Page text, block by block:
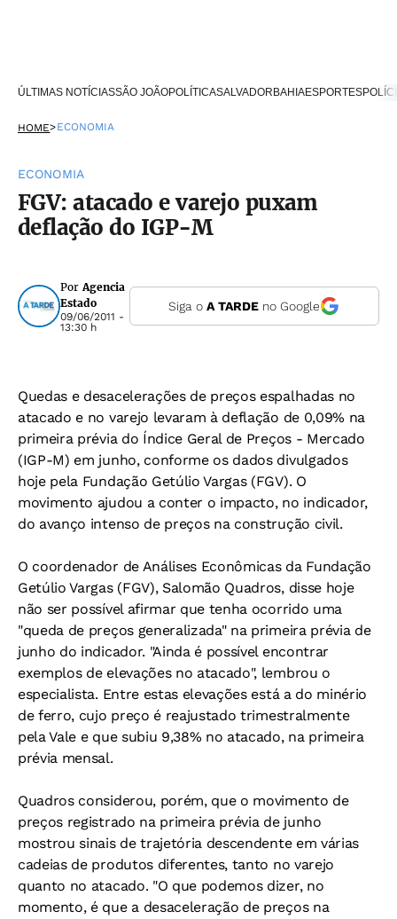
ÚLTIMAS NOTÍCIASSÃO JOÃOPOLÍTICASALVADOR BAHIAESPORTES
HOME>ECONOMIA
ECONOMIA
FGV: atacado e varejo puxam
deflação do IGP-M
PorAgencia
Estado
09/06/2011 -
13:30 h
Siga oA TARDE no Google
Quedas e desacelerações de preços espalhadas no
atacado e no varejo levaram à deflação de 0,09% na
primeira prévia do Índice Geral de Preços - Mercado
(IGP-M) em junho, conforme os dados divulgados
hoje pela Fundação Getúlio Vargas (FGV). O
movimento ajudou a conter o impacto, no indicador,
do avanço intenso de preços na construção civil.
O coordenador de Análises Econômicas da Fundação
Getúlio Vargas (FGV), Salomão Quadros, disse hoje
não ser possível afirmar que tenha ocorrido uma
"queda de preços generalizada" na primeira prévia de
junho do indicador. "Ainda é possível encontrar
exemplos de elevações no atacado", lembrou o
especialista. Entre estas elevações está a do minério
de ferro, cujo preço é reajustado trimestralmente
pela Vale e que subiu 9,38% no atacado, na primeira
prévia mensal.
Quadros considerou, porém, que o movimento de
preços registrado na primeira prévia de junho
mostrou sinais de trajetória descendente em várias
cadeias de produtos diferentes, tanto no varejo
quanto no atacado. "O que podemos dizer, no
momento, é que a desaceleração de preços na